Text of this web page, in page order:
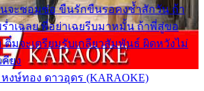
จะซอมซ่อ ขืนรักขืนรอคงช้ำสักวัน ถ้า
ำเฉลย พี่อย่าเฉยรีบมาหมั้น ถ้าพี่สู่ขอ
ติ๋มจะเตรียมรับเกลียวสัมพันธ์ ผิดหวังไม่
ยง
งษ์ทอง ดาวอุดร (KARAOKE)